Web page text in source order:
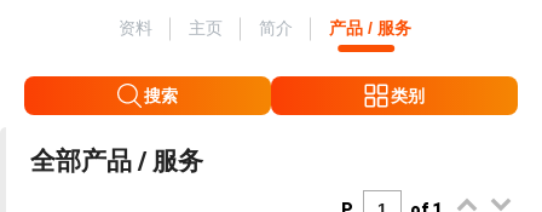
资料 主页 简介 产品 / 服务
搜索 类别
全部产品 / 服务